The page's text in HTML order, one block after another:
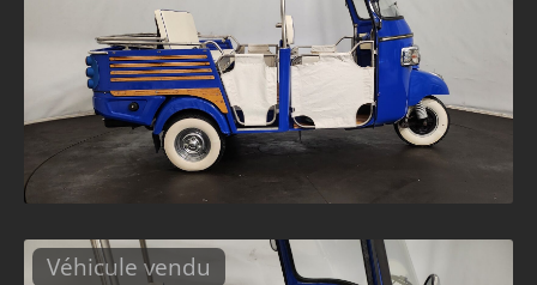
Véhicule vendu